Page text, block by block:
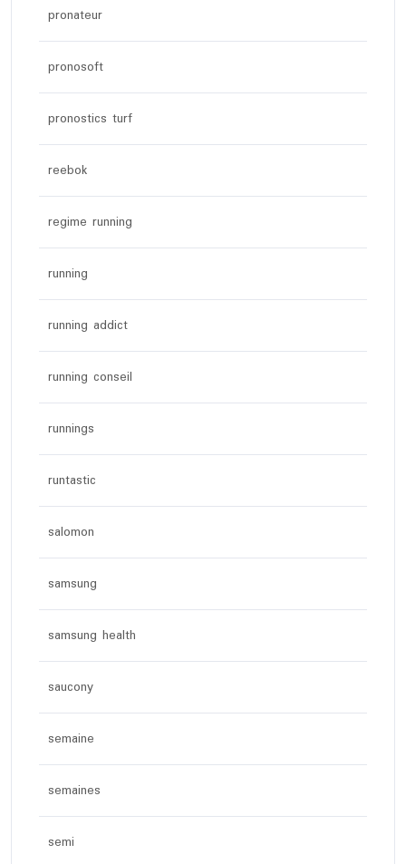
pronateur
pronosoft
pronostics turf
reebok
regime running
running
running addict
running conseil
runnings
runtastic
salomon
samsung
samsung health
saucony
semaine
semaines
semi